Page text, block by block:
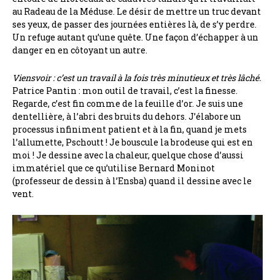
au Radeau de la Méduse. Le désir de mettre un truc devant
ses yeux, de passer des journées entières là, de s’y perdre.
Un refuge autant qu’une quête. Une façon d’échapper à un
danger en en côtoyant un autre.
Viensvoir : c’est un travail à la fois très minutieux et très lâché.
Patrice Pantin : mon outil de travail, c’est la finesse.
Regarde, c’est fin comme de la feuille d’or. Je suis une
dentellière, à l’abri des bruits du dehors. J’élabore un
processus infiniment patient et à la fin, quand je mets
l’allumette, Pschoutt ! Je bouscule la brodeuse qui est en
moi ! Je dessine avec la chaleur, quelque chose d’aussi
immatériel que ce qu’utilise Bernard Moninot
(professeur de dessin à l’Ensba) quand il dessine avec le
vent.